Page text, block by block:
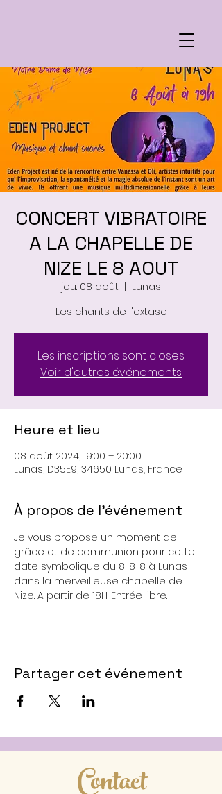
CONCERT VIBRATOIRE
A LA CHAPELLE DE
NIZE LE 8 AOUT
jeu. 08 août
Lunas
Les chants de l'extase
Les inscriptions sont closes
Voir d'autres événements
Heure et lieu
08 août 2024, 19:00 – 20:00
Lunas, D35E9, 34650 Lunas, France
À propos de l'événement
Je vous propose un moment de
grâce et de communion pour cette
date symbolique du 8-8-8 à Lunas
dans la merveilleuse chapelle de
Nize. A partir de 18H. Entrée libre.
Partager cet événement